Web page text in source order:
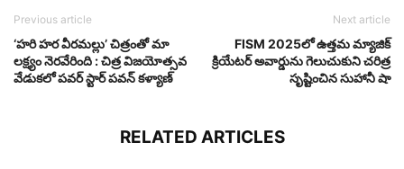
Previous article
‘హరి హర వీరమల్లు’ చిత్రంతో మా
లక్ష్యం నెరవేరింది : చిత్ర విజయోత్సవ
వేడుకలో పవర్ స్టార్ పవన్ కళ్యాణ్
Next article
FISM 2025లో ఉత్తమ మ్యాజిక్
క్రియేటర్ అవార్డును గెలుచుకుని చరిత్ర
సృష్టించిన సుహానీ షా
RELATED ARTICLES